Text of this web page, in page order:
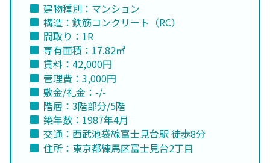
建物種別：マンション
構造：鉄筋コンクリート（RC）
間取り：1R
専有面積：17.82㎡
賃料：42,000円
管理費：3,000円
敷金/礼金：-/-
階層：3階部分/5階
築年数：1987年4月
交通：西武池袋線富士見台駅 徒歩8分
住所：東京都練馬区富士見台2丁目